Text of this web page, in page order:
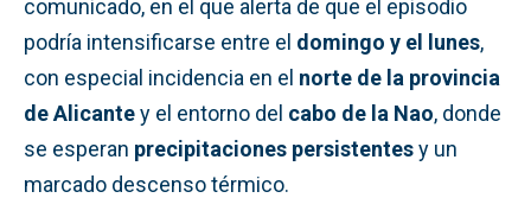
comunicado, en el que alerta de que el episodio
podría intensificarse entre el domingo y el lunes,
con especial incidencia en el norte de la provincia
de Alicantey el entorno del cabo de la Nao, donde
se esperan precipitaciones persistentesy un
marcado descenso térmico.